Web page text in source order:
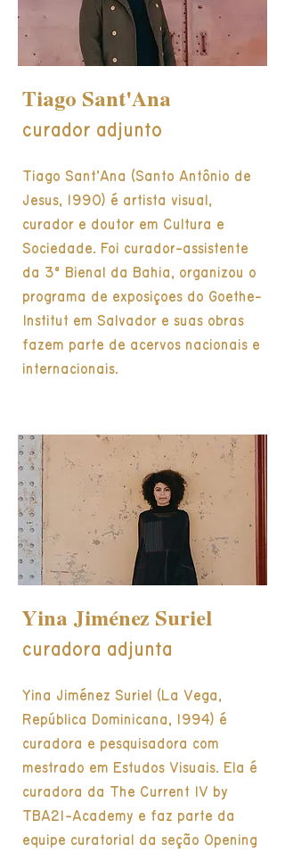
Tiago Sant'Ana
curador adjunto
Tiago Sant’Ana (Santo Antônio de
Jesus, 1990) é artista visual,
curador e doutor em Cultura e
Sociedade. Foi curador-assistente
da 3ª Bienal da Bahia, organizou o
programa de exposições do Goethe-
Institut em Salvador e suas obras
fazem parte de acervos nacionais e
internacionais.
Yina Jiménez Suriel
curadora adjunta
Yina Jiménez Suriel (La Vega,
República Dominicana, 1994) é
curadora e pesquisadora com
mestrado em Estudos Visuais. Ela é
curadora da The Current IV by
TBA21-Academy e faz parte da
equipe curatorial da seção Opening